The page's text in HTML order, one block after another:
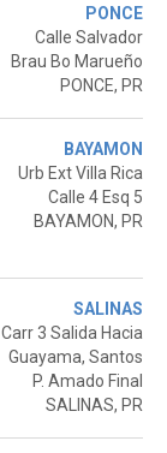
PONCE
Calle Salvador
Brau Bo Marueño
PONCE, PR
BAYAMON
Urb Ext Villa Rica
Calle 4 Esq 5
BAYAMON, PR
SALINAS
Carr 3 Salida Hacia
Guayama, Santos
P. Amado Final
SALINAS, PR